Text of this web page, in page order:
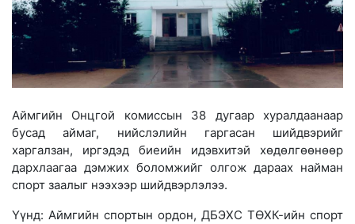
Аймгийн Онцгой комиссын 38 дугаар хуралдаанаар
бусад аймаг, нийслэлийн гаргасан шийдвэрийг
харгалзан, иргэдэд биеийн идэвхитэй хөдөлгөөнөөр
дархлаагаа дэмжих боломжийг олгож дараах найман
спорт заалыг нээхээр шийдвэрлэлээ.
Үүнд: Аймгийн спортын ордон, ДБЭХС ТӨХК-ийн спорт